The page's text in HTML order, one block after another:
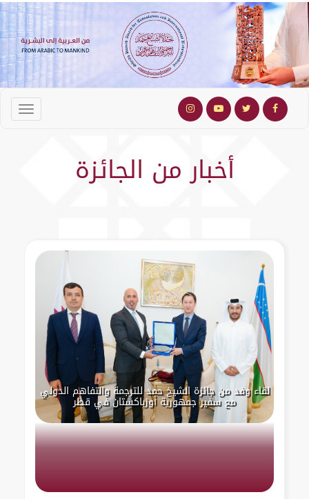
أخبار من الجائزة
لقاء وفد من جائزة الشيخ حمد للترجمة والتفاهم الدولي
مع سفير جمهورية أوزباكستان في قطر